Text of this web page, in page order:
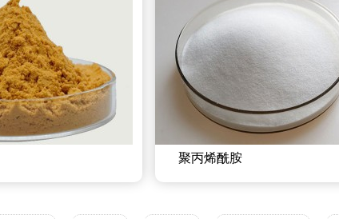
聚丙烯酰胺